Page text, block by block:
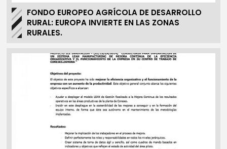
FONDO EUROPEO AGRÍCOLA DE DESARROLLO
RURAL: EUROPA INVIERTE EN LAS ZONAS
RURALES.